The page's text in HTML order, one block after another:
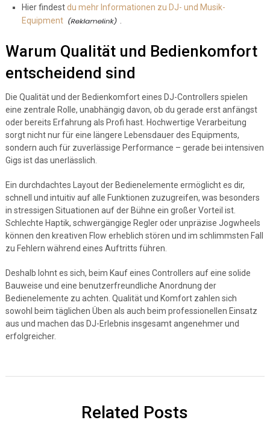
Hier findestdu mehr Informationen zu DJ- und Musik-
Equipment
Warum Qualität und Bedienkomfort
entscheidend sind
Die Qualität und der Bedienkomfort eines DJ-Controllers spielen
eine zentrale Rolle, unabhängig davon, ob du gerade erst anfängst
oder bereits Erfahrung als Profi hast. Hochwertige Verarbeitung
sorgt nicht nur für eine längere Lebensdauer des Equipments,
sondern auch für zuverlässige Performance – gerade bei intensiven
Gigs ist das unerlässlich.
Ein durchdachtes Layout der Bedienelemente ermöglicht es dir,
schnell und intuitiv auf alle Funktionen zuzugreifen, was besonders
in stressigen Situationen auf der Bühne ein großer Vorteil ist.
Schlechte Haptik, schwergängige Regler oder unpräzise Jogwheels
können den kreativen Flow erheblich stören und im schlimmsten Fall
zu Fehlern während eines Auftritts führen.
Deshalb lohnt es sich, beim Kauf eines Controllers auf eine solide
Bauweise und eine benutzerfreundliche Anordnung der
Bedienelemente zu achten. Qualität und Komfort zahlen sich
sowohl beim täglichen Üben als auch beim professionellen Einsatz
aus und machen das DJ-Erlebnis insgesamt angenehmer und
erfolgreicher.
Related Posts